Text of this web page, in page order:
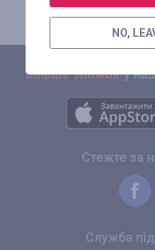
Більше знижок у
Стежте за
Служба
NO,